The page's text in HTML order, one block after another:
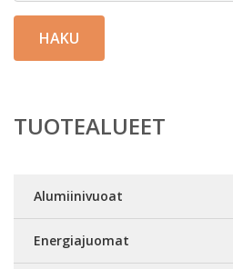
HAKU
TUOTEALUEET
Alumiinivuoat
Energiajuomat